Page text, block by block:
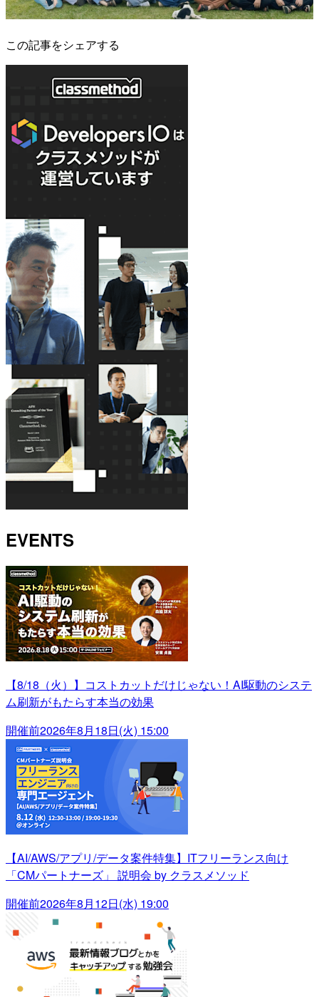
この記事をシェアする
EVENTS
【8/18（火）】コストカットだけじゃない！AI駆動のシステ
ム刷新がもたらす本当の効果
開催前2026年8月18日(火) 15:00
【AI/AWS/アプリ/データ案件特集】ITフリーランス向け
「CMパートナーズ」 説明会 by クラスメソッド
開催前2026年8月12日(水) 19:00